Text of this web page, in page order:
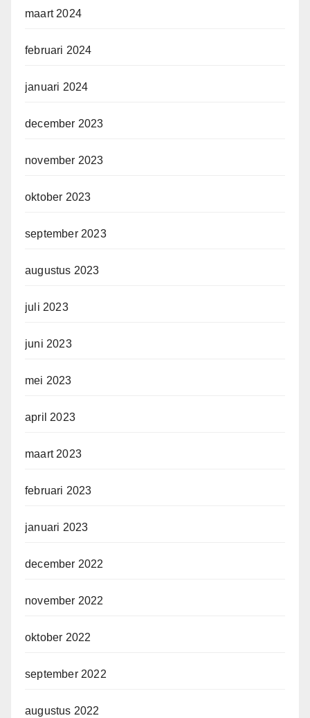
maart 2024
februari 2024
januari 2024
december 2023
november 2023
oktober 2023
september 2023
augustus 2023
juli 2023
juni 2023
mei 2023
april 2023
maart 2023
februari 2023
januari 2023
december 2022
november 2022
oktober 2022
september 2022
augustus 2022